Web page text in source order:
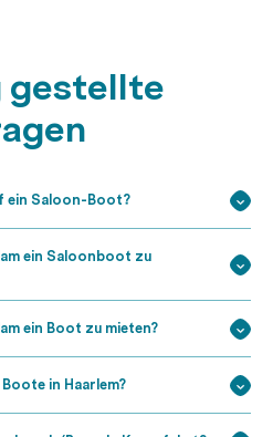
gestellte
ein Saloon-Boot?
ein Saloonboot zu
ein Boot zu mieten?
in Haarlem?